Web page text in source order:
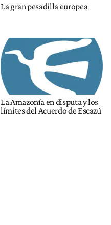
La gran pesadilla europea
La Amazonía en disputa y los
límites del Acuerdo de Escazú